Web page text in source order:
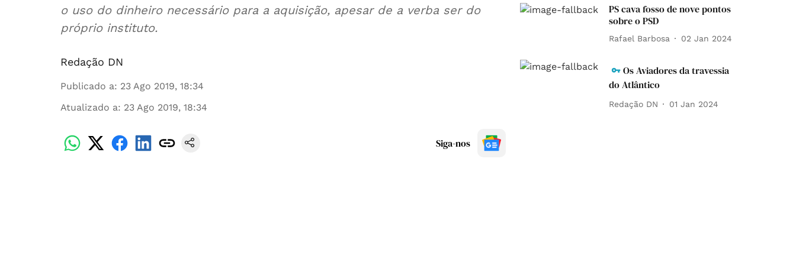
o uso do dinheiro necessário para a aquisição, apesar de a verba ser do
próprio instituto.
Redação DN
Publicado a: 23 Ago 2019, 18:34
Atualizado a: 23 Ago 2019, 18:34
Siga-nos
PS cava fosso de nove pontos
sobre o PSD
Rafael Barbosa 02 Jan 2024
Os Aviadores da travessia
do Atlântico
Redação DN 01 Jan 2024